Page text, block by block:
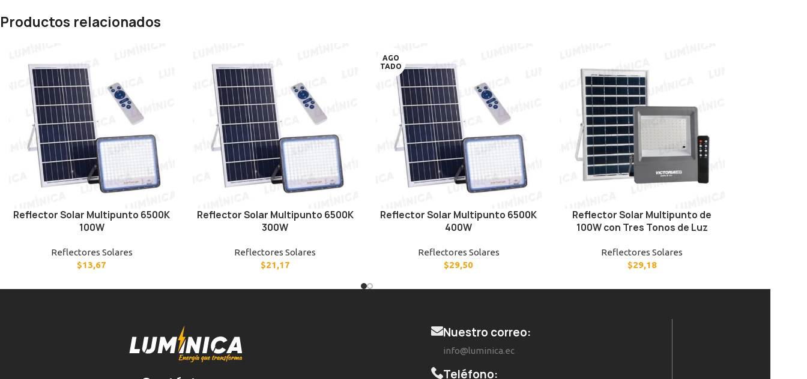
Productos relacionados
Reflector Solar Multipunto 6500K
100W
Reflectores Solares
$13,67
Reflector Solar Multipunto 6500K
300W
Reflectores Solares
$21,17
AGO
TADO
Reflector Solar Multipunto 6500K
400W
Reflectores Solares
$29,50
Reflector Solar Multipunto de
100W con Tres Tonos de Luz
Reflectores Solares
$29,18
Nuestro correo:
info@luminica.ec
Teléfono: